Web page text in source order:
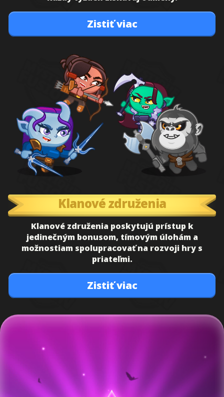
Zistiť viac
Klanové združenia
Klanové združenia poskytujú prístup k
jedinečným bonusom, tímovým úlohám a
možnostiam spolupracovať na rozvoji hry s
priateľmi.
Zistiť viac